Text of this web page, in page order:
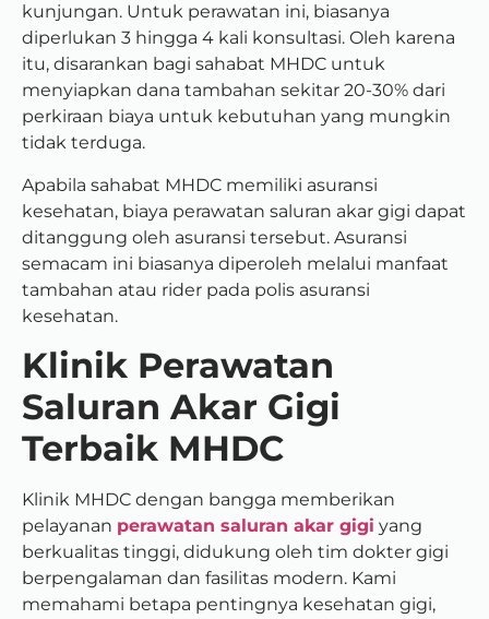
kunjungan. Untuk perawatan ini, biasanya
diperlukan 3 hingga 4 kali konsultasi. Oleh karena
itu, disarankan bagi sahabat MHDC untuk
menyiapkan dana tambahan sekitar 20-30% dari
perkiraan biaya untuk kebutuhan yang mungkin
tidak terduga.
Apabila sahabat MHDC memiliki asuransi
kesehatan, biaya perawatan saluran akar gigi dapat
ditanggung oleh asuransi tersebut. Asuransi
semacam ini biasanya diperoleh melalui manfaat
tambahan atau rider pada polis asuransi
kesehatan.
Klinik Perawatan
Saluran Akar Gigi
Terbaik MHDC
Klinik MHDC dengan bangga memberikan
pelayanan perawatan saluran akar gigi yang
berkualitas tinggi, didukung oleh tim dokter gigi
berpengalaman dan fasilitas modern. Kami
memahami betapa pentingnya kesehatan gigi,